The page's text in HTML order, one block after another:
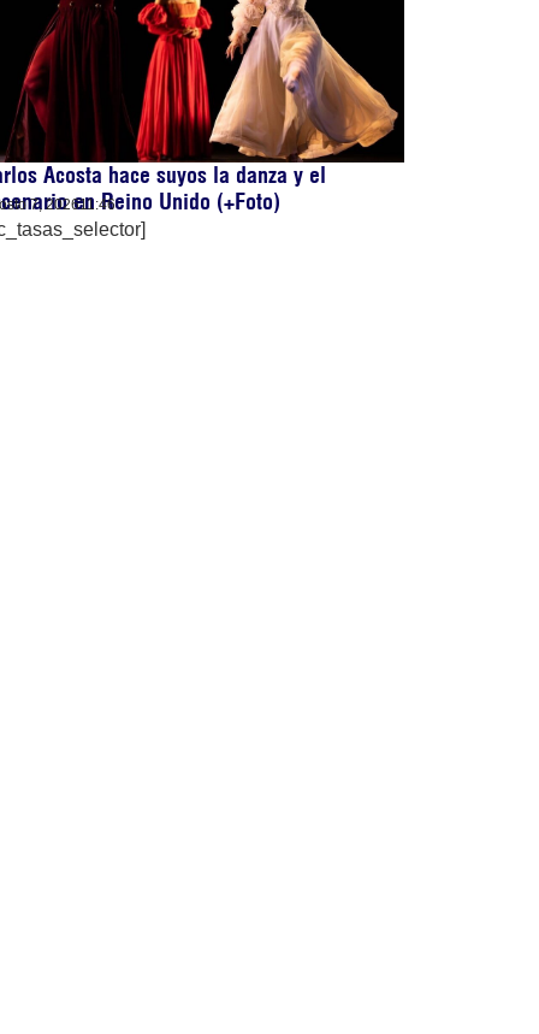
Acosta hace suyos la danza y el
en Reino Unido (+Foto)
7, 202611:46